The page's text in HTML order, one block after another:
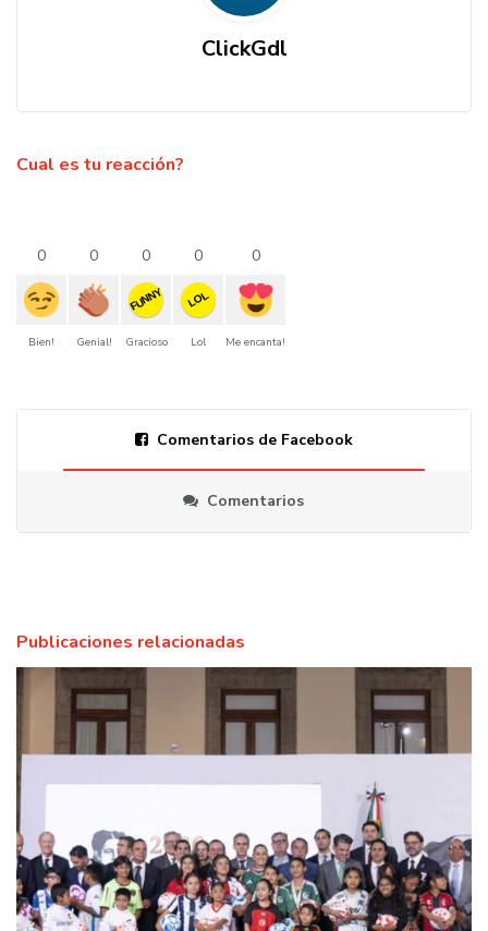
ClickGdl
Cual es tu reacción?
0
Bien!
0
Genial!
0
FUNNY
Gracioso
0
LOL
Lol
0
Me encanta!
Comentarios de Facebook
Comentarios
Publicaciones relacionadas